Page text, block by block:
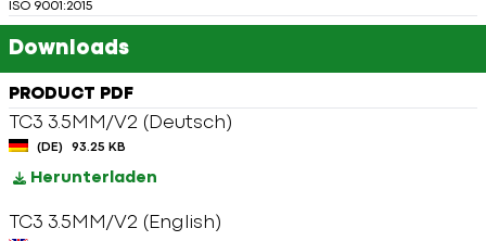
ISO 9001:2015
Downloads
PRODUCT PDF
TC3 3.5MM/V2 (Deutsch)
(DE) 93.25 KB
Herunterladen
TC3 3.5MM/V2 (English)